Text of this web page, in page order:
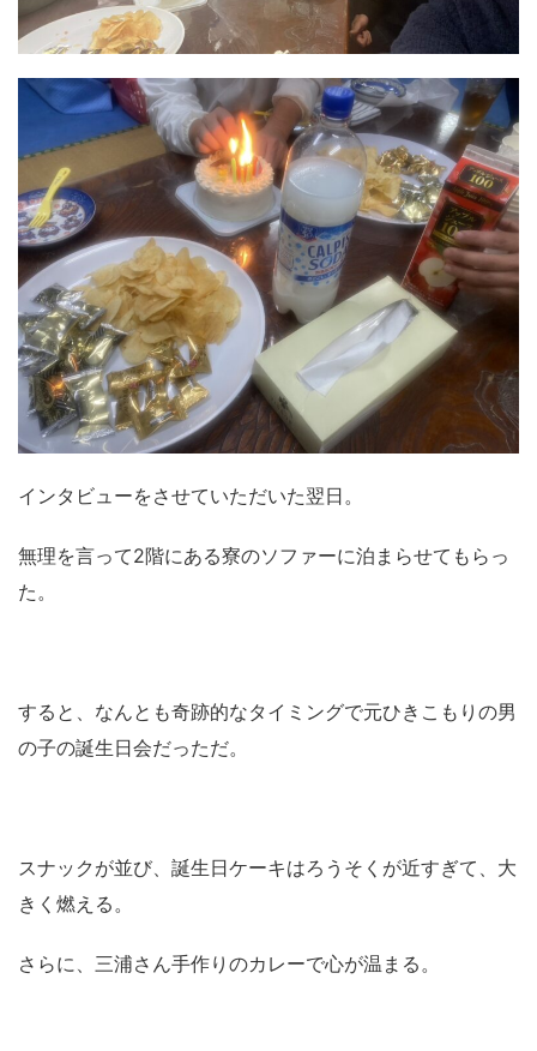
インタビューをさせていただいた翌日。
無理を言って2階にある寮のソファーに泊まらせてもらっ
た。
すると、なんとも奇跡的なタイミングで元ひきこもりの男
の子の誕生日会だっただ。
スナックが並び、誕生日ケーキはろうそくが近すぎて、大
きく燃える。
さらに、三浦さん手作りのカレーで心が温まる。